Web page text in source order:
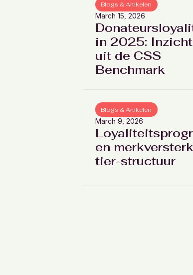
Blogs & Artikelen
March 15, 2026
in 2025:
uit de CSS
Benchmark
Blogs & Artikelen
March 9, 2026
en
tier-structuur